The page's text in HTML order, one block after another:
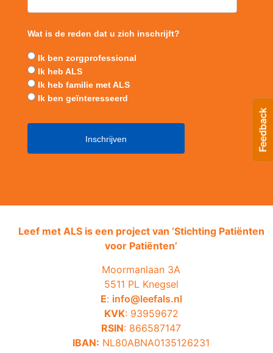
Wat is de reden dat u zich inschrijft?
Ik ben zorgprofessional
Ik heb ALS
Ik heb familie met ALS
Ik ben geïnteresseerd
Leef met ALS is een project van ‘Stichting Patiënten
voor Patiënten’
Moormanlaan 3A
5511 PL Knegsel
E: info@leefals.nl
KVK: 93959672
RSIN: 866587147
IBAN: NL80ABNA0135126231